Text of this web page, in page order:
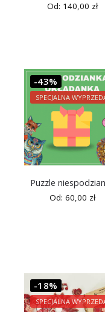
Od: 140,00 zł
-43%
SPECJALNA
Puzzle
Od: 60,00 zł
-18%
SPECJALNA